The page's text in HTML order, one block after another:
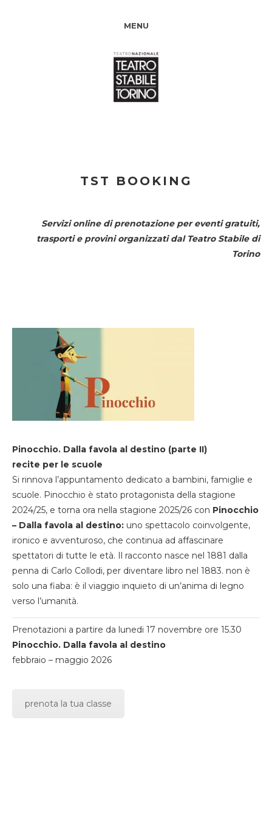
MENU
TST BOOKING
Servizi online di prenotazione per eventi gratuiti,
trasporti e provini organizzati dal Teatro Stabile di
Torino
Pinocchio. Dalla favola al destino (parte II)
recite per le scuole
Si rinnova l’appuntamento dedicato a bambini, famiglie e
scuole. Pinocchio è stato protagonista della stagione
2024/25, e torna ora nella stagione 2025/26 con Pinocchio
– Dalla favola al destino: uno spettacolo coinvolgente,
ironico e avventuroso, che continua ad affascinare
spettatori di tutte le età. Il racconto nasce nel 1881 dalla
penna di Carlo Collodi, per diventare libro nel 1883. non è
solo una fiaba: è il viaggio inquieto di un’anima di legno
verso l’umanità.
Prenotazioni a partire da lunedi 17 novembre ore 15.30
Pinocchio. Dalla favola al destino
febbraio – maggio 2026
prenota la tua classe